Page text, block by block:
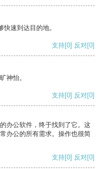
速到达目的地。
支持[0] 反对[0]
神怡。
支持[0] 反对[0]
办公软件，终于找到了它。这
办公的所有需求。操作也很简
支持[0] 反对[0]